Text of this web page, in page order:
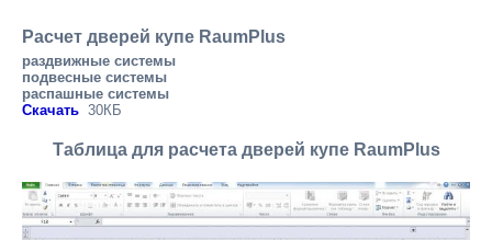
Расчет дверей купе RaumPlus
раздвижные системы
подвесные системы
распашные системы
Скачать 30КБ
Таблица для расчета дверей купе RaumPlus